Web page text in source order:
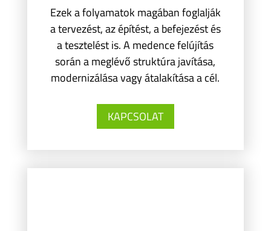
Ezek a folyamatok magában foglalják
a tervezést, az építést, a befejezést és
a tesztelést is. A medence felújítás
során a meglévő struktúra javítása,
modernizálása vagy átalakítása a cél.
KAPCSOLAT